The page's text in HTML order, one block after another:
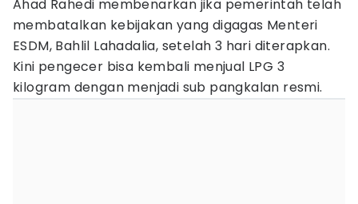
Ahad Rahedi membenarkan jika pemerintah telah
membatalkan kebijakan yang digagas Menteri
ESDM, Bahlil Lahadalia, setelah 3 hari diterapkan.
Kini pengecer bisa kembali menjual LPG 3
kilogram dengan menjadi sub pangkalan resmi.